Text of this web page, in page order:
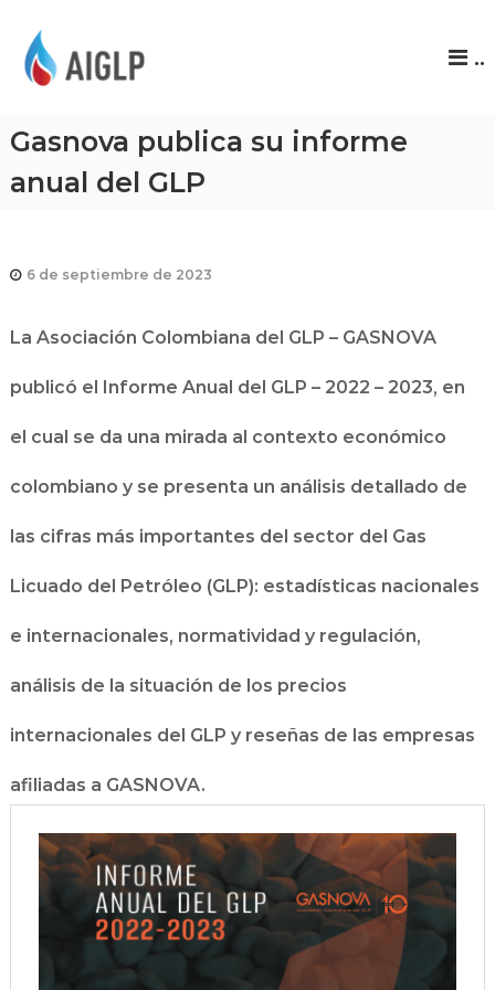
P
..
Gasnova publica su informe
anual del GLP
6 de septiembre de 2023
La Asociación Colombiana del GLP – GASNOVA
publicó el Informe Anual del GLP – 2022 – 2023, en
el cual se da una mirada al contexto económico
colombiano y se presenta un análisis detallado de
las cifras más importantes del sector del Gas
Licuado del Petróleo (GLP): estadísticas nacionales
e internacionales, normatividad y regulación,
análisis de la situación de los precios
internacionales del GLP y reseñas de las empresas
afiliadas a GASNOVA.